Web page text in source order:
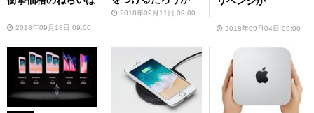
2018年09月18日 09:00
2018年09月11日 09:00
2018年09月04日 09:00